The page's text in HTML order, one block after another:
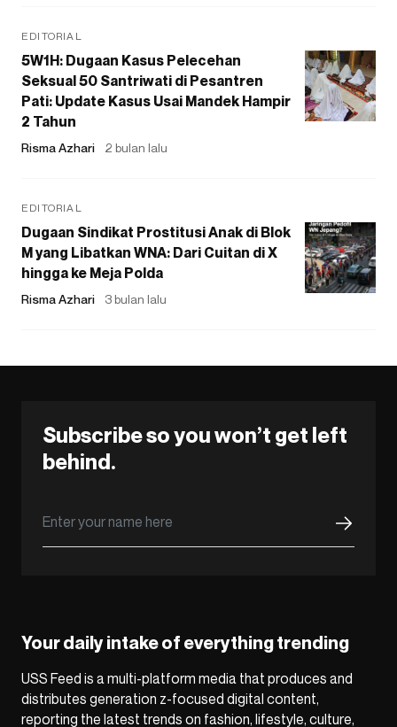
EDITORIAL
5W1H: Dugaan Kasus Pelecehan
Seksual 50 Santriwati di Pesantren
Pati: Update Kasus Usai Mandek Hampir
2 Tahun
Risma Azhari 2 bulan lalu
EDITORIAL
Dugaan Sindikat Prostitusi Anak di Blok
M yang Libatkan WNA: Dari Cuitan di X
hingga ke Meja Polda
Risma Azhari 3 bulan lalu
Subscribe so you won’t get left
behind.
Your daily intake of everything trending
USS Feed is a multi-platform media that produces and
distributes generation z-focused digital content,
reporting the latest trends on fashion, lifestyle, culture,